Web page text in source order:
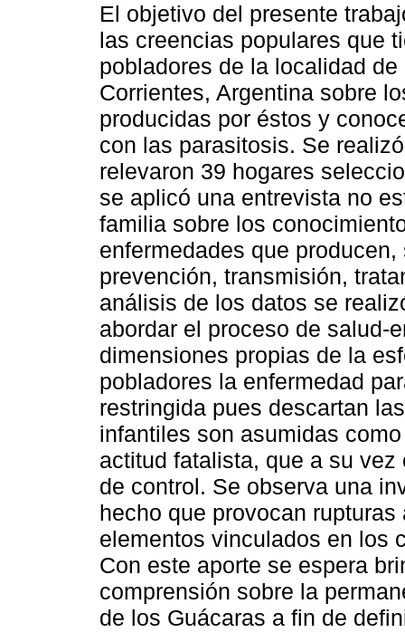
El objetivo del presente
las creencias populares que
pobladores de la localidad
Corrientes, Argentina sobre
producidas por éstos y
con las parasitosis. Se
relevaron 39 hogares
se aplicó una entrevista no
familia sobre los
enfermedades que
prevención, transmisión,
análisis de los datos se
abordar el proceso de salud-
dimensiones propias de la
pobladores la enfermedad
restringida pues descartan
infantiles son asumidas
actitud fatalista, que a su
de control. Se observa una
hecho que provocan
elementos vinculados en los
Con este aporte se espera
comprensión sobre la
de los Guácaras a fin de